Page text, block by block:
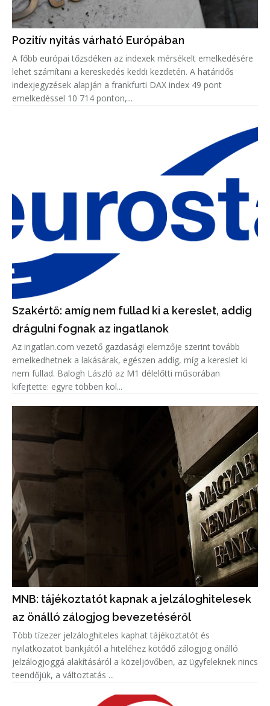
Pozitív nyitás várható Európában
A főbb európai tőzsdéken az indexek mérsékelt emelkedésére
lehet számítani a kereskedés keddi kezdetén. A határidős
indexjegyzések alapján a frankfurti DAX index 49 pont
emelkedéssel 10 714 ponton,...
Szakértő: amíg nem fullad ki a kereslet, addig
drágulni fognak az ingatlanok
Az ingatlan.com vezető gazdasági elemzője szerint tovább
emelkedhetnek a lakásárak, egészen addig, míg a kereslet ki
nem fullad. Balogh László az M1 délelőtti műsorában
kifejtette: egyre többen köl...
MNB: tájékoztatót kapnak a jelzáloghitelesek
az önálló zálogjog bevezetéséről
Több tízezer jelzáloghiteles kaphat tájékoztatót és
nyilatkozatot bankjától a hiteléhez kötődő zálogjog önálló
jelzálogjoggá alakításáról a közeljövőben, az ügyfeleknek nincs
teendőjük, a változtatás ...